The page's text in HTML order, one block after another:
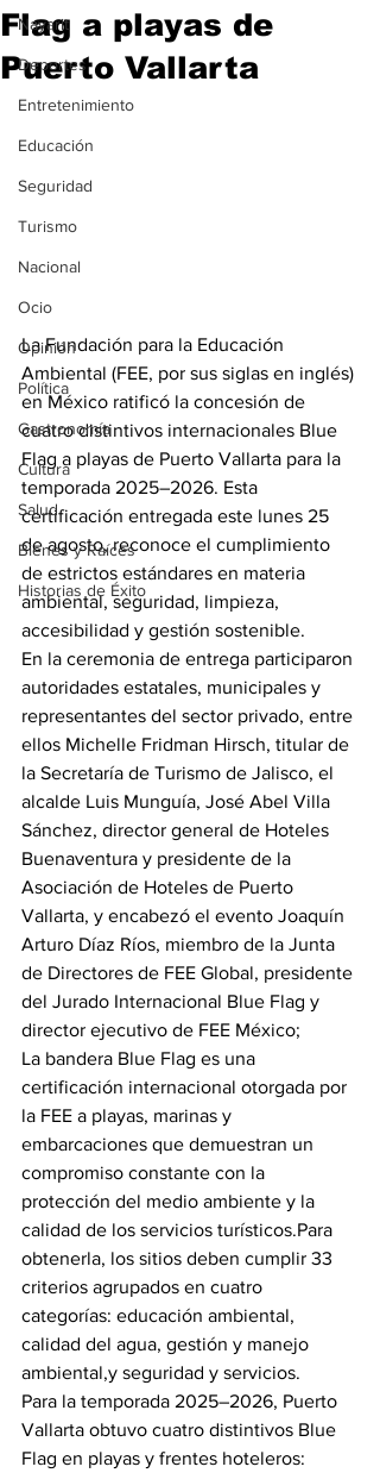
Nayarit
Deportes
Entretenimiento
Educación
Seguridad
Turismo
Nacional
Ocio
Opinión
Política
Gastronomía
Cultura
Salud
Bienes y Raíces
Historias de Éxito
Flag a playas de
Puerto Vallarta
La Fundación para la Educación
Ambiental (FEE, por sus siglas en inglés)
en México ratificó la concesión de
cuatro distintivos internacionales Blue
Flag a playas de Puerto Vallarta para la
temporada 2025–2026. Esta
certificación entregada este lunes 25
de agosto, reconoce el cumplimiento
de estrictos estándares en materia
ambiental, seguridad, limpieza,
accesibilidad y gestión sostenible.
En la ceremonia de entrega participaron
autoridades estatales, municipales y
representantes del sector privado, entre
ellos Michelle Fridman Hirsch, titular de
la Secretaría de Turismo de Jalisco, el
alcalde Luis Munguía, José Abel Villa
Sánchez, director general de Hoteles
Buenaventura y presidente de la
Asociación de Hoteles de Puerto
Vallarta, y encabezó el evento Joaquín
Arturo Díaz Ríos, miembro de la Junta
de Directores de FEE Global, presidente
del Jurado Internacional Blue Flag y
director ejecutivo de FEE México;
La bandera Blue Flag es una
certificación internacional otorgada por
la FEE a playas, marinas y
embarcaciones que demuestran un
compromiso constante con la
protección del medio ambiente y la
calidad de los servicios turísticos.Para
obtenerla, los sitios deben cumplir 33
criterios agrupados en cuatro
categorías: educación ambiental,
calidad del agua, gestión y manejo
ambiental,y seguridad y servicios.
Para la temporada 2025–2026, Puerto
Vallarta obtuvo cuatro distintivos Blue
Flag en playas y frentes hoteleros: